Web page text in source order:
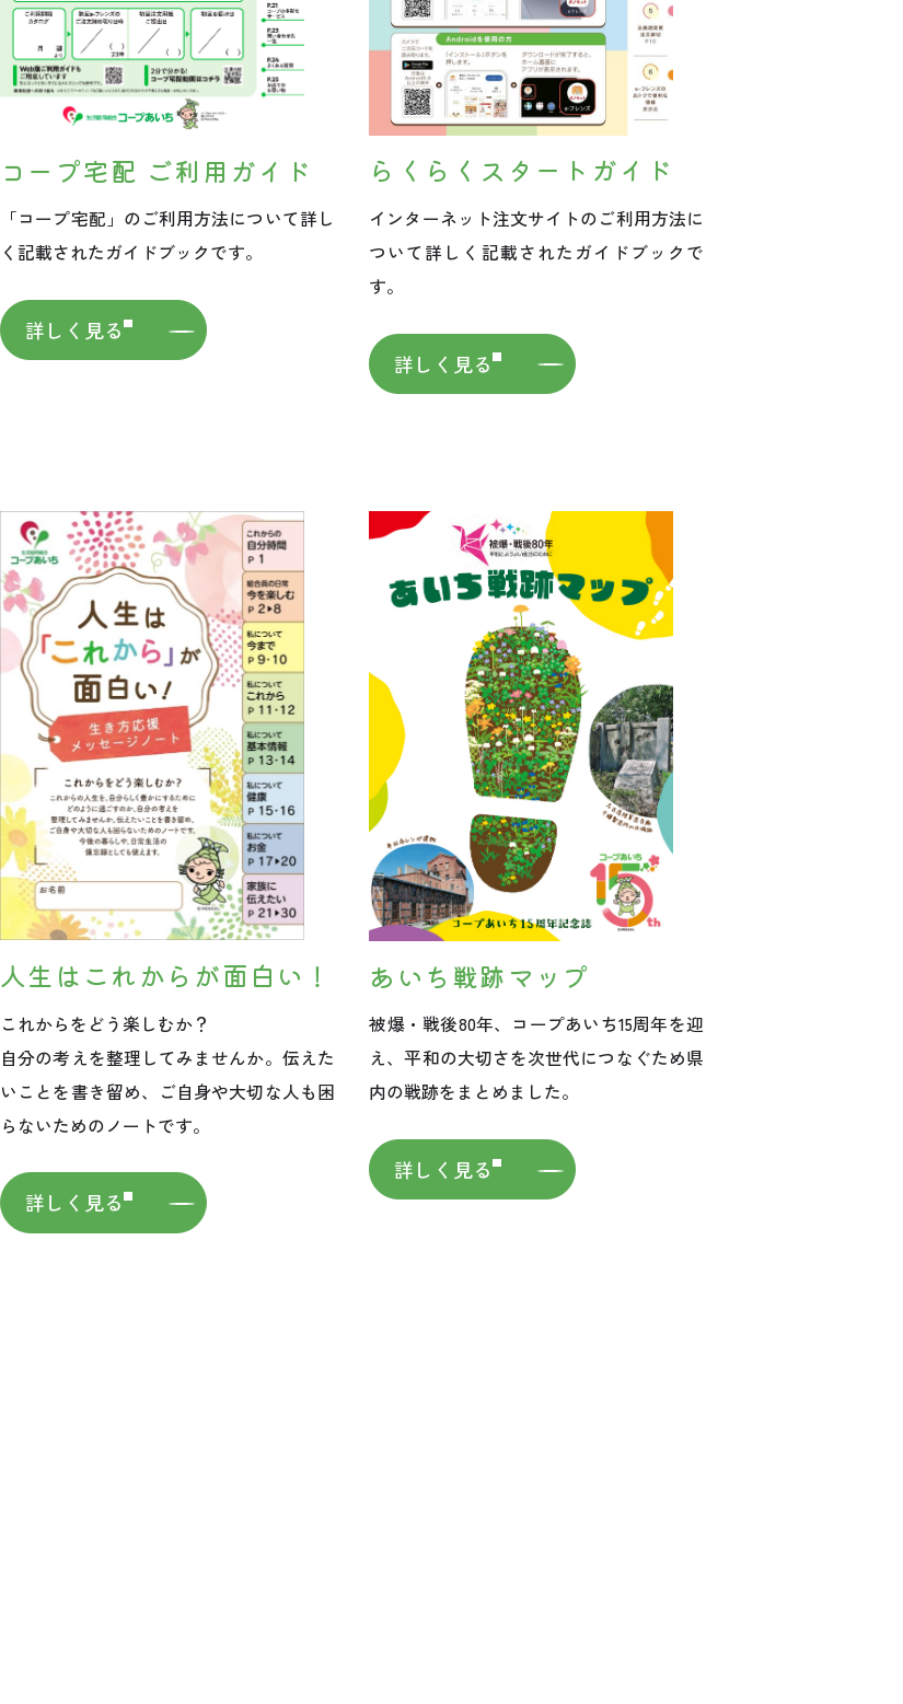
コープ宅配 ご利用ガイド
「コープ宅配」のご利用方法について詳し
く記載されたガイドブックです。
詳しく見る
らくらくスタートガイド
インターネット注文サイトのご利用方法に
ついて詳しく記載されたガイドブックで
す。
詳しく見る
人生はこれからが面白い！
これからをどう楽しむか？
自分の考えを整理してみませんか。伝えた
いことを書き留め、ご自身や大切な人も困
らないためのノートです。
詳しく見る
あいち戦跡マップ
被爆・戦後80年、コープあいち15周年を迎
え、平和の大切さを次世代につなぐため県
内の戦跡をまとめました。
詳しく見る